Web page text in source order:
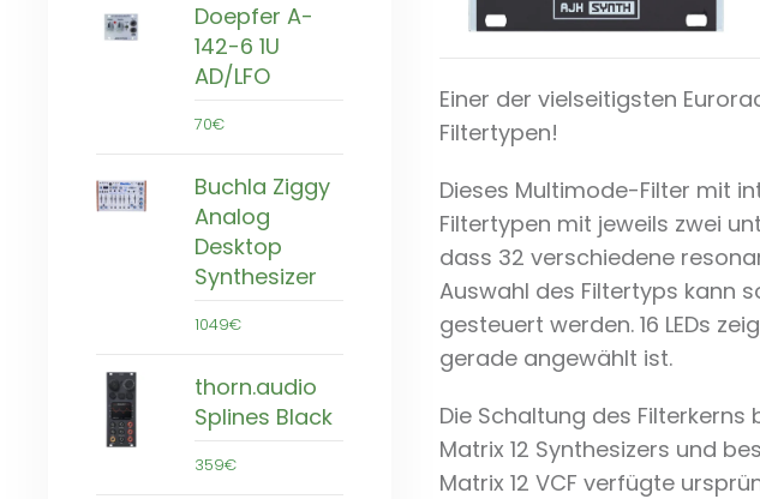
Doepfer A-
142-6 1U
AD/LFO
70€
Buchla Ziggy
Analog
Desktop
Synthesizer
1049€
thorn.audio
Splines Black
359€
Einer der vielseitigsten
Filtertypen!
Dieses Multimode-Filter mit
Filtertypen mit jeweils zwei
dass 32 verschiedene
Auswahl des Filtertyps kann
gesteuert werden. 16 LEDs
gerade angewählt ist.
Die Schaltung des
Matrix 12 Synthesizers und
Matrix 12 VCF verfügte